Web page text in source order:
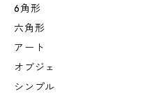
6角形
六角形
アート
オブジェ
シンプル